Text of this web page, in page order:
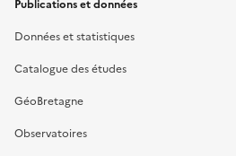
Publications et données
Données et statistiques
Catalogue des études
GéoBretagne
Observatoires